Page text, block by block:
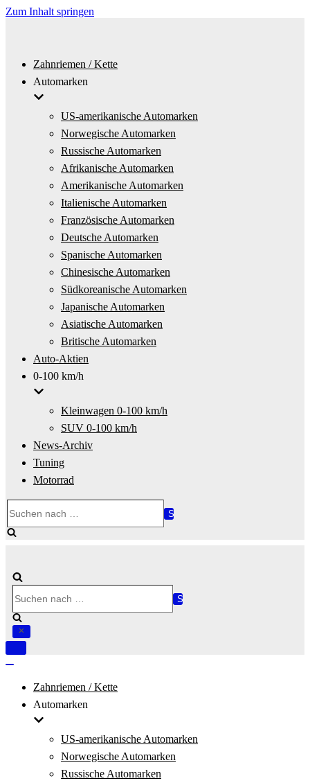
Zum Inhalt springen
Zahnriemen / Kette
Automarken
US-amerikanische Automarken
Norwegische Automarken
Russische Automarken
Afrikanische Automarken
Amerikanische Automarken
Italienische Automarken
Französische Automarken
Deutsche Automarken
Spanische Automarken
Chinesische Automarken
Südkoreanische Automarken
Japanische Automarken
Asiatische Automarken
Britische Automarken
Auto-Aktien
0-100 km/h
Kleinwagen 0-100 km/h
SUV 0-100 km/h
News-Archiv
Tuning
Motorrad
nach …
nach …
Navigation
Zahnriemen / Kette
Automarken
US-amerikanische Automarken
Norwegische Automarken
Russische Automarken